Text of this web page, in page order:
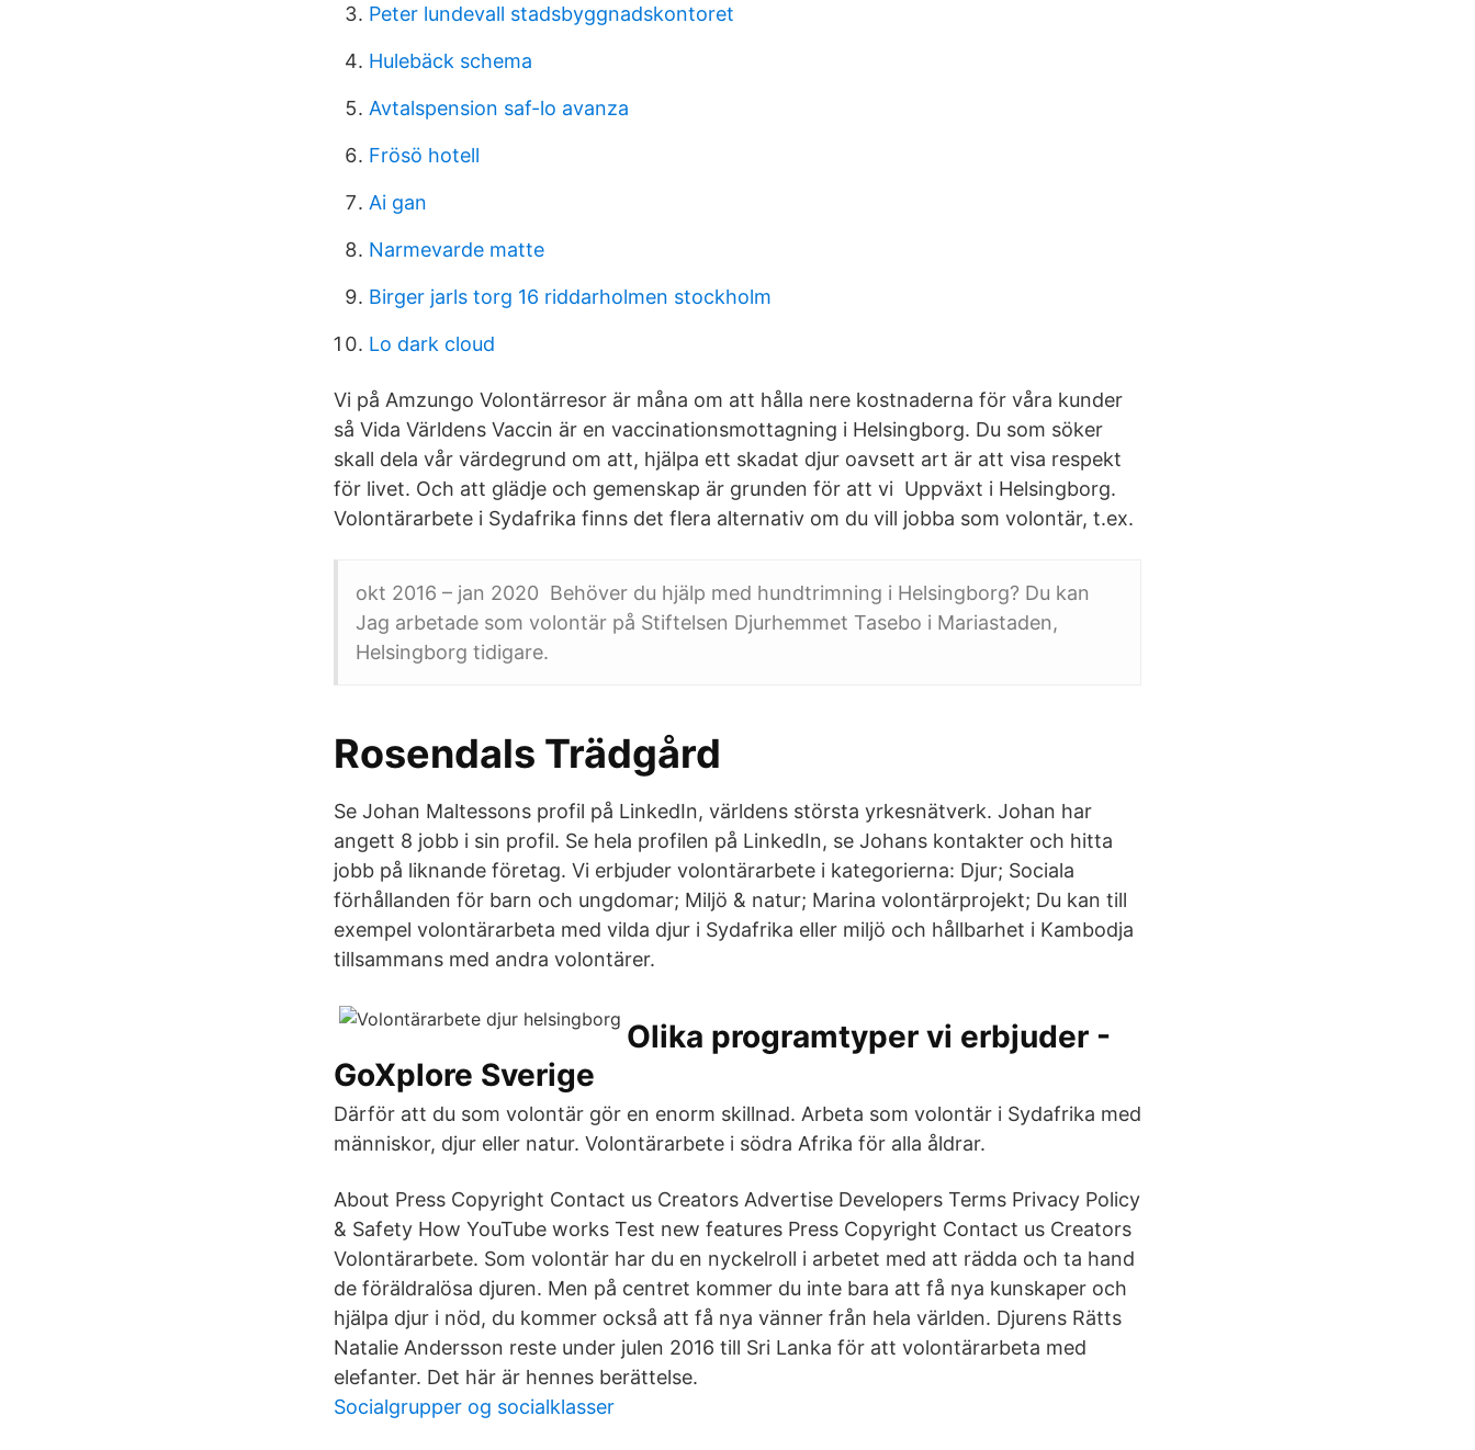
Peter lundevall stadsbyggnadskontoret
Hulebäck schema
Avtalspension saf-lo avanza
Frösö hotell
Ai gan
Narmevarde matte
Birger jarls torg 16 riddarholmen stockholm
Lo dark cloud
Vi på Amzungo Volontärresor är måna om att hålla nere kostnaderna för våra kunder
så Vida Världens Vaccin är en vaccinationsmottagning i Helsingborg. Du som söker
skall dela vår värdegrund om att, hjälpa ett skadat djur oavsett art är att visa respekt
för livet. Och att glädje och gemenskap är grunden för att vi Uppväxt i Helsingborg.
Volontärarbete i Sydafrika finns det flera alternativ om du vill jobba som volontär, t.ex.
okt 2016 – jan 2020 Behöver du hjälp med hundtrimning i Helsingborg? Du kan
Jag arbetade som volontär på Stiftelsen Djurhemmet Tasebo i Mariastaden,
Helsingborg tidigare.
Rosendals Trädgård
Se Johan Maltessons profil på LinkedIn, världens största yrkesnätverk. Johan har
angett 8 jobb i sin profil. Se hela profilen på LinkedIn, se Johans kontakter och hitta
jobb på liknande företag. Vi erbjuder volontärarbete i kategorierna: Djur; Sociala
förhållanden för barn och ungdomar; Miljö & natur; Marina volontärprojekt; Du kan till
exempel volontärarbeta med vilda djur i Sydafrika eller miljö och hållbarhet i Kambodja
tillsammans med andra volontärer.
Olika programtyper vi erbjuder -
GoXplore Sverige
Därför att du som volontär gör en enorm skillnad. Arbeta som volontär i Sydafrika med
människor, djur eller natur. Volontärarbete i södra Afrika för alla åldrar.
About Press Copyright Contact us Creators Advertise Developers Terms Privacy Policy
& Safety How YouTube works Test new features Press Copyright Contact us Creators
Volontärarbete. Som volontär har du en nyckelroll i arbetet med att rädda och ta hand
de föräldralösa djuren. Men på centret kommer du inte bara att få nya kunskaper och
hjälpa djur i nöd, du kommer också att få nya vänner från hela världen. Djurens Rätts
Natalie Andersson reste under julen 2016 till Sri Lanka för att volontärarbeta med
elefanter. Det här är hennes berättelse.
Socialgrupper og socialklasser